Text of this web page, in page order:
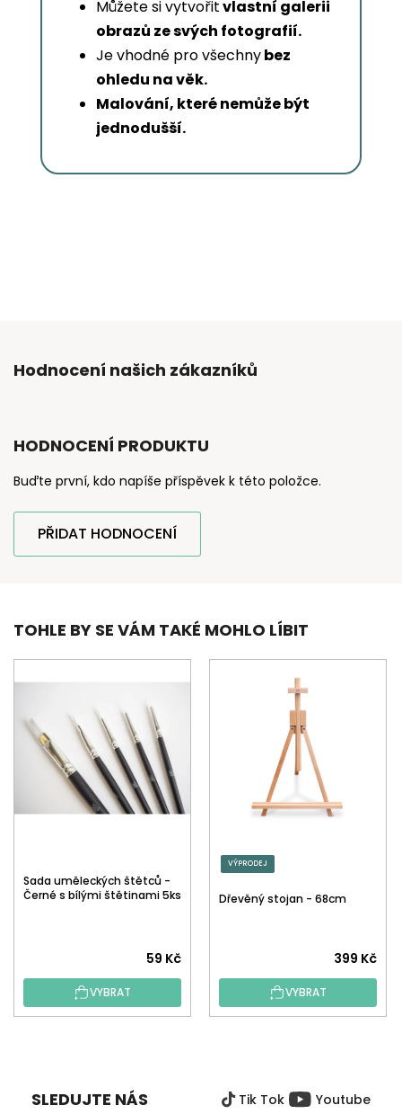
Můžete si vytvořitvlastní galerii
obrazů ze svých fotografií.
Je vhodné pro všechnybez
ohledu na věk.
Malování, které nemůže být
jednodušší.
Hodnocení našich zákazníků
HODNOCENÍ PRODUKTU
Buďte první, kdo napíše příspěvek k této položce.
PŘIDAT HODNOCENÍ
TOHLE BY SE VÁM TAKÉ MOHLO LÍBIT
Sada uměleckých štětců -
Černé s bílými štětinami 5ks
59 Kč
VYBRAT
VÝPRODEJ
Dřevěný stojan - 68cm
399 Kč
VYBRAT
SLEDUJTE NÁS Tik Tok Youtube